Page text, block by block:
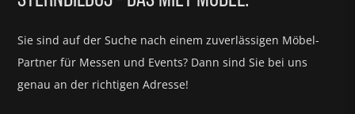
Sie sind auf der Suche nach einem zuverlässigen Möbel-
Partner für Messen und Events? Dann sind Sie bei uns
genau an der richtigen Adresse!